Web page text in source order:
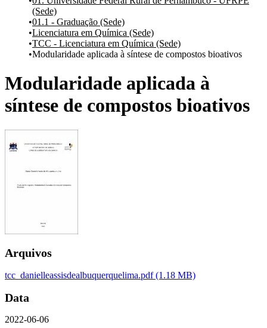
(Sede)
01.1 - Graduação (Sede)
Licenciatura em Química (Sede)
TCC - Licenciatura em Química (Sede)
Modularidade aplicada à síntese de compostos bioativos
Modularidade aplicada à
síntese de compostos bioativos
Arquivos
tcc_danielleassisdealbuquerquelima.pdf(1.18 MB)
Data
2022-06-06